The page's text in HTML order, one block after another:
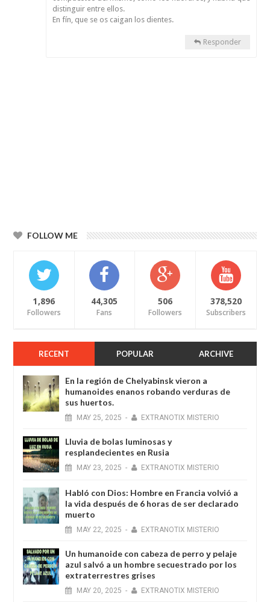
distinguir entre ellos.
En fín, que se os caigan los dientes.
Responder
FOLLOW ME
1,896
Followers
44,305
Fans
506
Followers
378,520
Subscribers
RECENT POPULAR ARCHIVE
En la región de Chelyabinsk vieron a
humanoides enanos robando verduras de
sus huertos.
MAY 25, 2025 - EXTRANOTIX MISTERIO
Lluvia de bolas luminosas y
resplandecientes en Rusia
MAY 23, 2025 - EXTRANOTIX MISTERIO
Habló con Dios: Hombre en Francia volvió a
la vida después de 6 horas de ser declarado
muerto
MAY 22, 2025 - EXTRANOTIX MISTERIO
Un humanoide con cabeza de perro у pelaje
azul salvó a un hombre secuestrado por los
extraterrestres grises
MAY 20, 2025 - EXTRANOTIX MISTERIO